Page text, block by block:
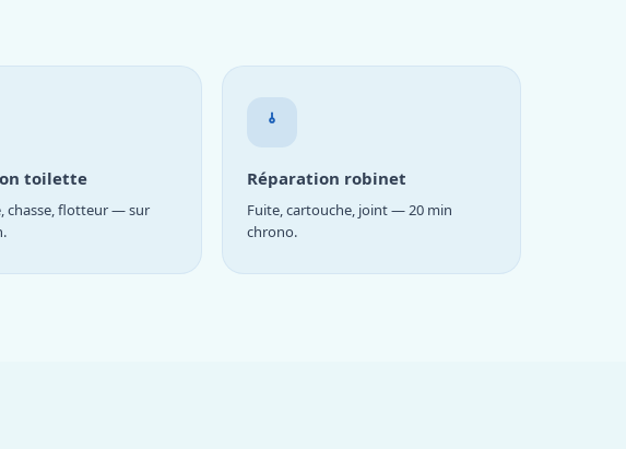
toilette
chasse, flotteur — sur
Réparation robinet
Fuite, cartouche, joint — 20 min
chrono.